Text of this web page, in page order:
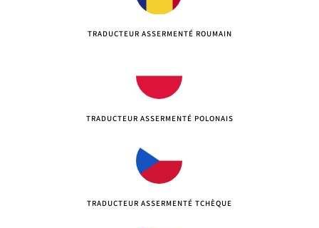
TRADUCTEUR ASSERMENTÉ ROUMAIN
TRADUCTEUR ASSERMENTÉ POLONAIS
TRADUCTEUR ASSERMENTÉ TCHÈQUE